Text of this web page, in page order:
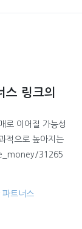
스 링크의
로 이어질 가능성
적으로 높아지는
31265
파트너스